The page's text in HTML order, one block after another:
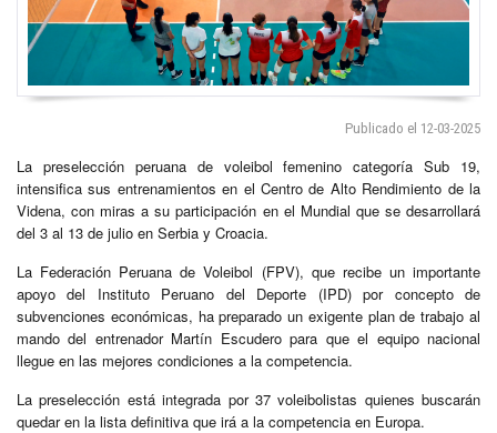
Publicado el 12-03-2025
La preselección peruana de voleibol femenino categoría Sub 19,
intensifica sus entrenamientos en el Centro de Alto Rendimiento de la
Videna, con miras a su participación en el Mundial que se desarrollará
del 3 al 13 de julio en Serbia y Croacia.
La Federación Peruana de Voleibol (FPV), que recibe un importante
apoyo del Instituto Peruano del Deporte (IPD) por concepto de
subvenciones económicas, ha preparado un exigente plan de trabajo al
mando del entrenador Martín Escudero para que el equipo nacional
llegue en las mejores condiciones a la competencia.
La preselección está integrada por 37 voleibolistas quienes buscarán
quedar en la lista definitiva que irá a la competencia en Europa.